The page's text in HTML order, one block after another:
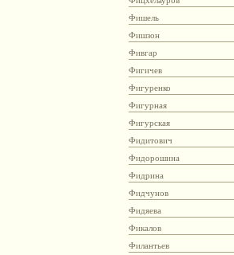
Фишель
Фишзон
Фивгар
Фигичев
Фигуренко
Фигурная
Фигурская
Фидитович
Фидорошина
Фидрина
Фидчунов
Фидяева
Фикалов
Филантьев